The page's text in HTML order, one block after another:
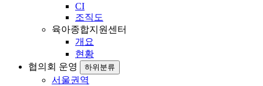
CI
조직도
육아종합지원센터
개요
현황
협의회 운영
하위분류
서울권역